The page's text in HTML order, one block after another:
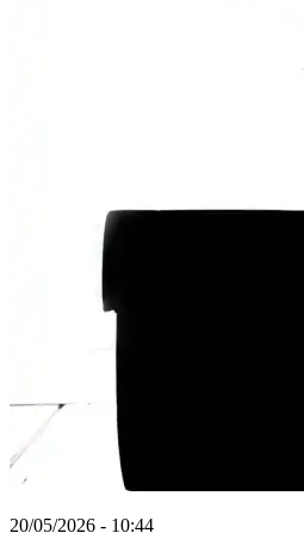
20/05/2026 - 10:44